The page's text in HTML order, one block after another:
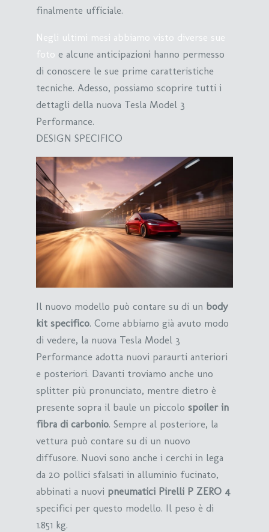
finalmente ufficiale.
Negli ultimi mesi abbiamo visto diverse sue
foto e alcune anticipazioni hanno permesso
di conoscere le sue prime caratteristiche
tecniche. Adesso, possiamo scoprire tutti i
dettagli della nuova Tesla Model 3
Performance.
DESIGN SPECIFICO
Il nuovo modello può contare su di un body
kit specifico. Come abbiamo già avuto modo
di vedere, la nuova Tesla Model 3
Performance adotta nuovi paraurti anteriori
e posteriori. Davanti troviamo anche uno
splitter più pronunciato, mentre dietro è
presente sopra il baule un piccolo spoiler in
fibra di carbonio. Sempre al posteriore, la
vettura può contare su di un nuovo
diffusore. Nuovi sono anche i cerchi in lega
da 20 pollici sfalsati in alluminio fucinato,
abbinati a nuovi pneumatici Pirelli P ZERO 4
specifici per questo modello. Il peso è di
1.851 kg.